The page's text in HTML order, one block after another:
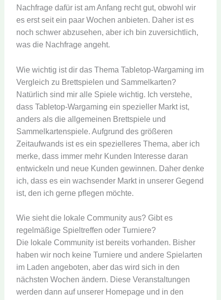
Nachfrage dafür ist am Anfang recht gut, obwohl wir
es erst seit ein paar Wochen anbieten. Daher ist es
noch schwer abzusehen, aber ich bin zuversichtlich,
was die Nachfrage angeht.
Wie wichtig ist dir das Thema Tabletop-Wargaming im
Vergleich zu Brettspielen und Sammelkarten?
Natürlich sind mir alle Spiele wichtig. Ich verstehe,
dass Tabletop-Wargaming ein spezieller Markt ist,
anders als die allgemeinen Brettspiele und
Sammelkartenspiele. Aufgrund des größeren
Zeitaufwands ist es ein spezielleres Thema, aber ich
merke, dass immer mehr Kunden Interesse daran
entwickeln und neue Kunden gewinnen. Daher denke
ich, dass es ein wachsender Markt in unserer Gegend
ist, den ich gerne pflegen möchte.
Wie sieht die lokale Community aus? Gibt es
regelmäßige Spieltreffen oder Turniere?
Die lokale Community ist bereits vorhanden. Bisher
haben wir noch keine Turniere und andere Spielarten
im Laden angeboten, aber das wird sich in den
nächsten Wochen ändern. Diese Veranstaltungen
werden dann auf unserer Homepage und in den